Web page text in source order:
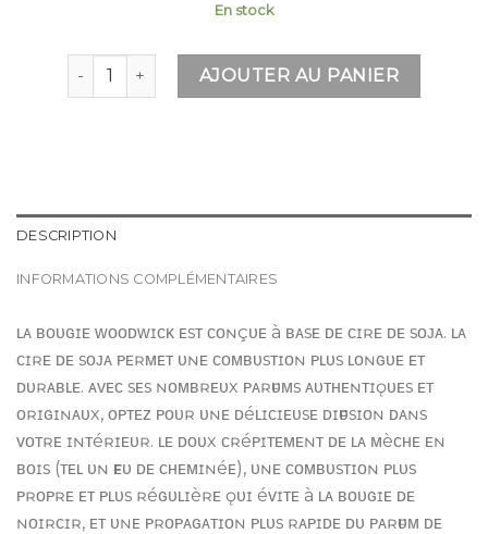
En stock
quantité de WOODWICK DAHLIA HINOKI - ELLIPSE
AJOUTER AU PANIER
DESCRIPTION
INFORMATIONS COMPLÉMENTAIRES
ʟᴀ ʙᴏᴜɢɪᴇ ᴡᴏᴏᴅᴡɪᴄᴋ ᴇsᴛ ᴄᴏɴçᴜᴇ à ʙᴀsᴇ ᴅᴇ ᴄɪʀᴇ ᴅᴇ sᴏᴊᴀ. ʟᴀ
ᴄɪʀᴇ ᴅᴇ sᴏᴊᴀ ᴘᴇʀᴍᴇᴛ ᴜɴᴇ ᴄᴏᴍʙᴜsᴛɪᴏɴ ᴘʟᴜs ʟᴏɴɢᴜᴇ ᴇᴛ
ᴅᴜʀᴀʙʟᴇ. ᴀᴠᴇᴄ sᴇs ɴᴏᴍʙʀᴇᴜx ᴘᴀʀғᴜᴍs ᴀᴜᴛʜᴇɴᴛɪǫᴜᴇs ᴇᴛ
ᴏʀɪɢɪɴᴀᴜx, ᴏᴘᴛᴇᴢ ᴘᴏᴜʀ ᴜɴᴇ ᴅéʟɪᴄɪᴇᴜsᴇ ᴅɪғғᴜsɪᴏɴ ᴅᴀɴs
ᴠᴏᴛʀᴇ ɪɴᴛéʀɪᴇᴜʀ. ʟᴇ ᴅᴏᴜx ᴄʀéᴘɪᴛᴇᴍᴇɴᴛ ᴅᴇ ʟᴀ ᴍèᴄʜᴇ ᴇɴ
ʙᴏɪs (ᴛᴇʟ ᴜɴ ғᴇᴜ ᴅᴇ ᴄʜᴇᴍɪɴéᴇ), ᴜɴᴇ ᴄᴏᴍʙᴜsᴛɪᴏɴ ᴘʟᴜs
ᴘʀᴏᴘʀᴇ ᴇᴛ ᴘʟᴜs ʀéɢᴜʟɪèʀᴇ ǫᴜɪ éᴠɪᴛᴇ à ʟᴀ ʙᴏᴜɢɪᴇ ᴅᴇ
ɴᴏɪʀᴄɪʀ, ᴇᴛ ᴜɴᴇ ᴘʀᴏᴘᴀɢᴀᴛɪᴏɴ ᴘʟᴜs ʀᴀᴘɪᴅᴇ ᴅᴜ ᴘᴀʀғᴜᴍ ᴅᴇ